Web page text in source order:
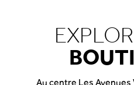
Au centre Les